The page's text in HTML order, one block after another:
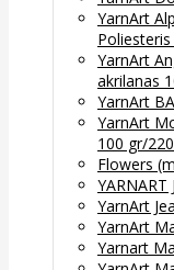
YarnArt
YarnArt
akrilanas
YarnArt
YarnArt
100 gr/
Flowers
YARNART
YarnArt
YarnArt
Yarnart